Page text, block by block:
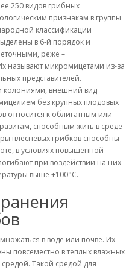
250 видов грибных
признакам в группы
классификации
в 6-й порядок и
реже –
называют микромицетами из-за
представителей.
колониями, внешний вид
без крупных плодовых
относится к облигатным или
способным жить в среде
плесневых грибков способны
в условиях повышенной
при воздействии на них
выше +100°С.
в воде или почве. Их
повсеместно в теплых влажных
средой. Такой средой для